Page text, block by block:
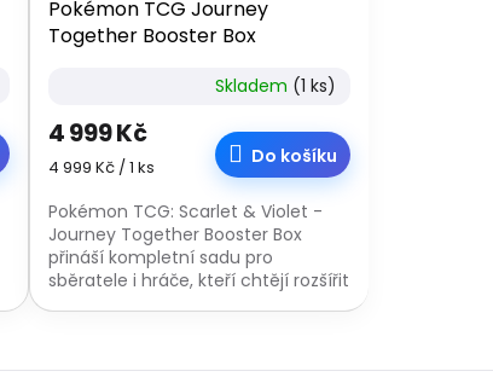
Pokémon TCG Journey
Together Booster Box
Skladem (1 ks)
4 999 Kč
Měrná
4 999 Kč / 1 ks Do košíku
Pokémon TCG: Scarlet & Violet -
Journey Together Booster Box
přináší kompletní sadu pro
sběratele i hráče, kteří chtějí rozšířit
svou sbírku karet. Toto balení je